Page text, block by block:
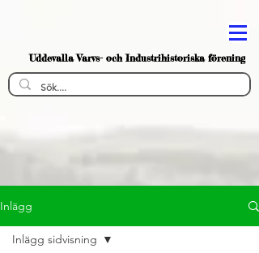
Uddevalla Varvs- och Industrihistoriska förening
Inlägg
Inlägg sidvisning